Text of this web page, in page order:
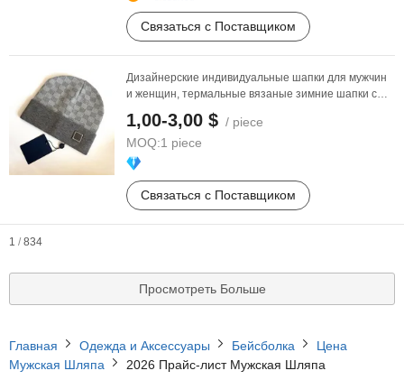
Связаться с Поставщиком
Дизайнерские индивидуальные шапки для мужчин
и женщин, термальные вязаные зимние шапки с
1,00-3,00 $ / piece
MOQ:1 piece
Связаться с Поставщиком
1 / 834
Просмотреть Больше
Главная Одежда и Аксессуары Бейсболка
Цена
Мужская Шляпа
2026 Прайс-лист Мужская Шляпа